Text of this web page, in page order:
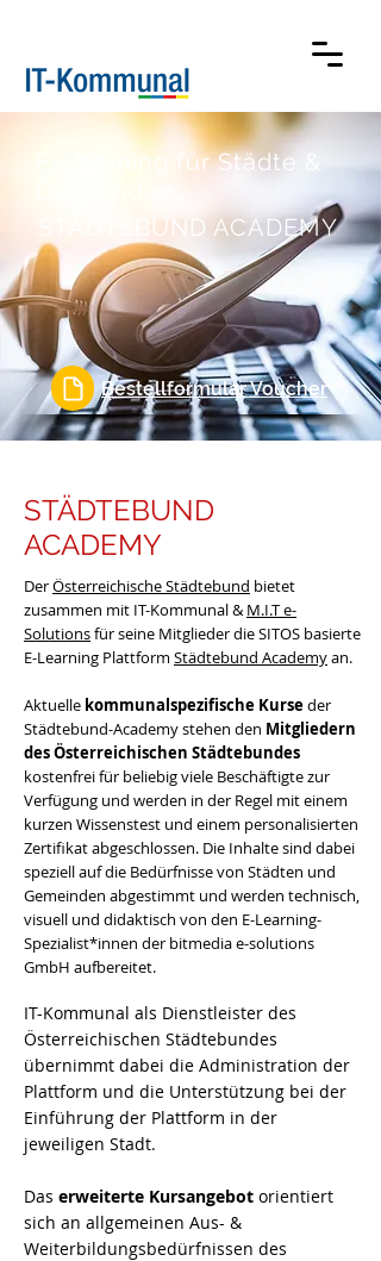
E-Learning für Städte &
STÄDTEBUND ACADEMY
Bestellformular Voucher
STÄDTEBUND
ACADEMY
DerÖsterreichische Städtebund bietet
zusammen mit IT-Kommunal &M.I.T e-
Solutionsfür seine Mitglieder die SITOS basierte
E-Learning Plattform Städtebund Academyan.
Aktuelle kommunalspezifische Kurseder
Städtebund-Academy stehen den Mitgliedern
des Österreichischen Städtebundes
kostenfrei für beliebig viele Beschäftigte zur
Verfügung und werden in der Regel mit einem
kurzen Wissenstest und einem personalisierten
Zertifikat abgeschlossen. Die Inhalte sind dabei
speziell auf die Bedürfnisse von Städten und
Gemeinden abgestimmt und werden technisch,
visuell und didaktisch von den E-Learning-
Spezialist*innen der bitmedia e-solutions
GmbH aufbereitet.
IT-Kommunal als Dienstleister des
Österreichischen Städtebundes
übernimmt dabei die Administration der
Plattform und die Unterstützung bei der
Einführung der Plattform in der
jeweiligen Stadt.
Das erweiterte Kursangebot orientiert
sich an allgemeinen Aus- &
Weiterbildungsbedürfnissen des